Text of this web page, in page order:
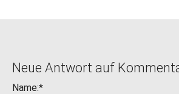
Neue Antwort auf
Name:*